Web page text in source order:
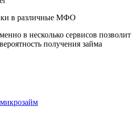
в различные МФО
в несколько сервисов позволит
получения займа